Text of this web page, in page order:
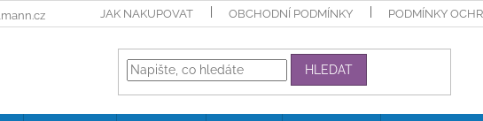
JAK NAKUPOVAT OBCHODNÍ PODMÍNKY PODMÍNKY
HLEDAT